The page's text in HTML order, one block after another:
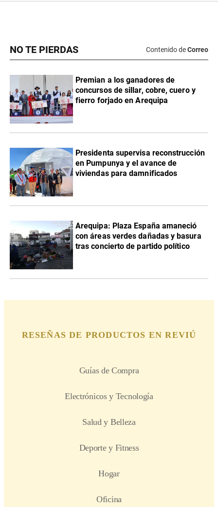
NO TE PIERDAS Contenido deCorreo
Premian a los ganadores de
concursos de sillar, cobre, cuero y
fierro forjado en Arequipa
Presidenta supervisa reconstrucción
en Pumpunya y el avance de
viviendas para damnificados
Arequipa: Plaza España amaneció
con áreas verdes dañadas y basura
tras concierto de partido político